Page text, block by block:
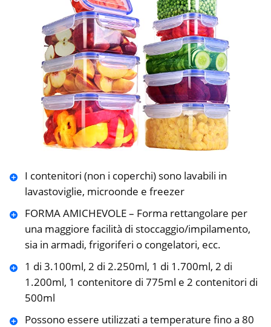
I contenitori (non i coperchi) sono lavabili in
lavastoviglie, microonde e freezer
FORMA AMICHEVOLE – Forma rettangolare per
una maggiore facilità di stoccaggio/impilamento,
sia in armadi, frigoriferi o congelatori, ecc.
1 di 3.100ml, 2 di 2.250ml, 1 di 1.700ml, 2 di
1.200ml, 1 contenitore di 775ml e 2 contenitori di
500ml
Possono essere utilizzati a temperature fino a 80